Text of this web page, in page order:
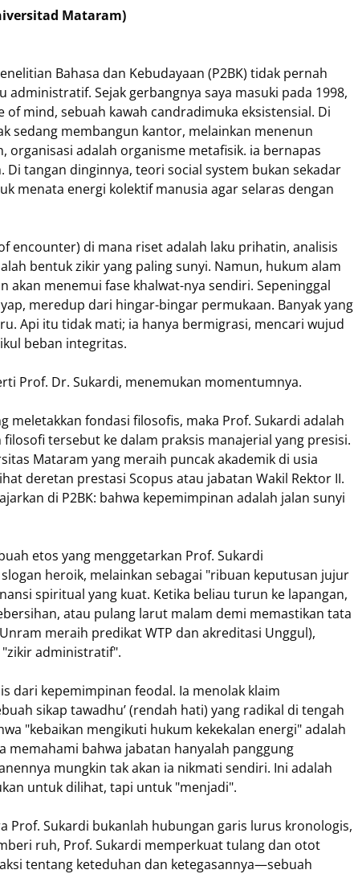
Mataram)
Bahasa dan Kebudayaan (P2BK) tidak pernah
Sejak gerbangnya saya masuki pada 1998,
mind, sebuah kawah candradimuka eksistensial. Di
sedang membangun kantor, melainkan menenun
organisasi adalah organisme metafisik. ia bernapas
tangan dinginnya, teori social system bukan sekadar
menata energi kolektif manusia agar selaras dengan
encounter) di mana riset adalah laku prihatin, analisis
bentuk zikir yang paling sunyi. Namun, hukum alam
akan menemui fase khalwat-nya sendiri. Sepeninggal
meredup dari hingar-bingar permukaan. Banyak yang
Api itu tidak mati; ia hanya bermigrasi, mencari wujud
beban integritas.
Prof. Dr. Sukardi, menemukan momentumnya.
meletakkan fondasi filosofis, maka Prof. Sukardi adalah
tersebut ke dalam praksis manajerial yang presisi.
Mataram yang meraih puncak akademik di usia
deretan prestasi Scopus atau jabatan Wakil Rektor II.
di P2BK: bahwa kepemimpinan adalah jalan sunyi
etos yang menggetarkan Prof. Sukardi
heroik, melainkan sebagai "ribuan keputusan jujur
spiritual yang kuat. Ketika beliau turun ke lapangan,
atau pulang larut malam demi memastikan tata
meraih predikat WTP dan akreditasi Unggul),
administratif".
dari kepemimpinan feodal. Ia menolak klaim
sikap tawadhu’ (rendah hati) yang radikal di tengah
"kebaikan mengikuti hukum kekekalan energi" adalah
memahami bahwa jabatan hanyalah panggung
mungkin tak akan ia nikmati sendiri. Ini adalah
untuk dilihat, tapi untuk "menjadi".
Prof. Sukardi bukanlah hubungan garis lurus kronologis,
ruh, Prof. Sukardi memperkuat tulang dan otot
tentang keteduhan dan ketegasannya—sebuah